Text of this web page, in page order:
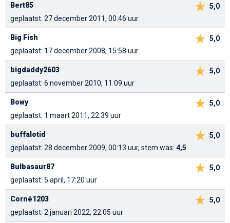
5,0
Bert85
geplaatst: 27 december 2011, 00:46 uur
5,0
Big Fish
geplaatst: 17 december 2008, 15:58 uur
5,0
bigdaddy2603
geplaatst: 6 november 2010, 11:09 uur
5,0
Bowy
geplaatst: 1 maart 2011, 22:39 uur
5,0
buffalotid
geplaatst: 28 december 2009, 00:13 uur, stem was: 4,5
5,0
Bulbasaur87
geplaatst: 5 april, 17:20 uur
5,0
Corné1203
geplaatst: 2 januari 2022, 22:05 uur